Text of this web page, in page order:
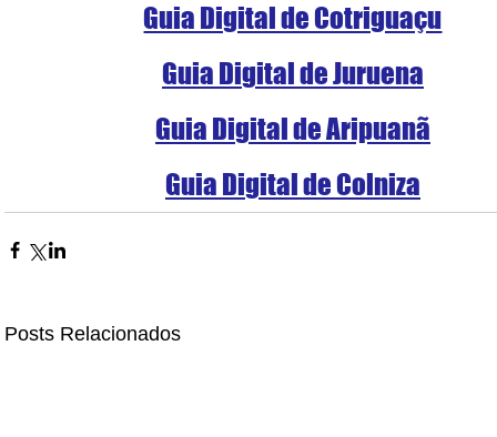
Guia Digital de Cotriguaçu
Guia Digital de Juruena
Guia Digital de Aripuanã
Guia Digital de Colniza
Posts Relacionados